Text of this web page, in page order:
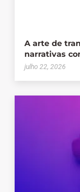
A arte de
narrativas
julho 22, 2026